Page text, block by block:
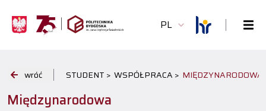
PL
wróć STUDENT > WSPÓŁPRACA > MIĘDZYNARODOWA
Międzynarodowa